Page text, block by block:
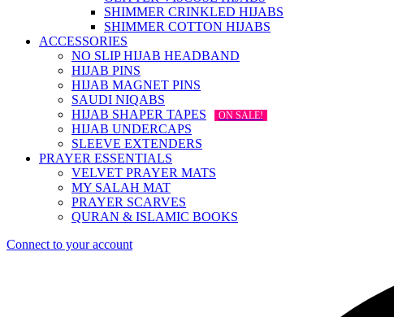
SHIMMER CRINKLED HIJABS
SHIMMER COTTON HIJABS
ACCESSORIES
NO SLIP HIJAB HEADBAND
HIJAB PINS
HIJAB MAGNET PINS
SAUDI NIQABS
HIJAB SHAPER TAPES
ON SALE!
HIJAB UNDERCAPS
SLEEVE EXTENDERS
PRAYER ESSENTIALS
VELVET PRAYER MATS
MY SALAH MAT
PRAYER SCARVES
QURAN & ISLAMIC BOOKS
Connect to your account